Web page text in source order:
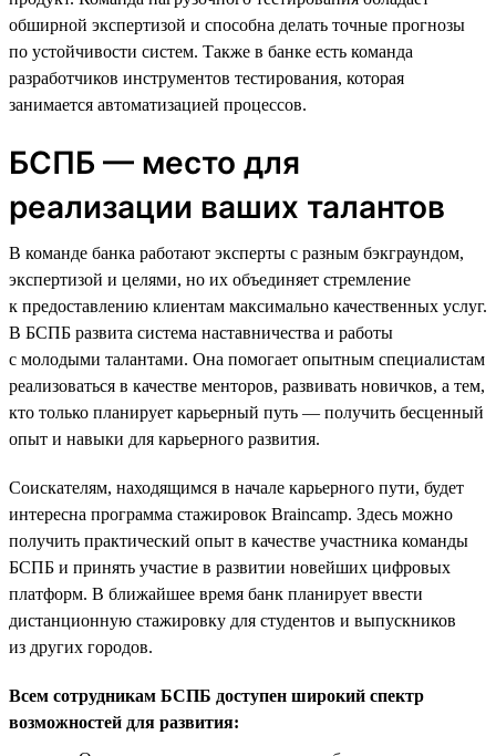
обширной экспертизой и способна делать точные прогнозы
по устойчивости систем. Также в банке есть команда
разработчиков инструментов тестирования, которая
занимается автоматизацией процессов.
БСПБ — место для
реализации ваших талантов
В команде банка работают эксперты с разным бэкграундом,
экспертизой и целями, но их объединяет стремление
к предоставлению клиентам максимально качественных услуг.
В БСПБ развита система наставничества и работы
с молодыми талантами. Она помогает опытным специалистам
реализоваться в качестве менторов, развивать новичков, а тем,
кто только планирует карьерный путь — получить бесценный
опыт и навыки для карьерного развития.
Соискателям, находящимся в начале карьерного пути, будет
интересна программа стажировок Braincamp. Здесь можно
получить практический опыт в качестве участника команды
БСПБ и принять участие в развитии новейших цифровых
платформ. В ближайшее время банк планирует ввести
дистанционную стажировку для студентов и выпускников
из других городов.
Всем сотрудникам БСПБ доступен широкий спектр
возможностей для развития: